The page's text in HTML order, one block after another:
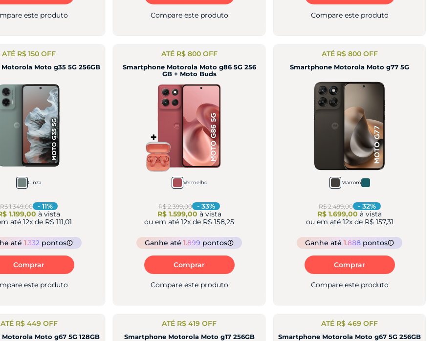
este produto Compare este produto Compare este produto
ATÉ R$ 150 OFF
Moto g35 5G 256GB
Cinza
R$ 1.349,00 -11%
1.199,00 à vista
até 12x de R$ 111,01
até 1.332 pontos
Comprar
este produto
ATÉ R$ 800 OFF
Smartphone Motorola Moto g86 5G 256
GB + Moto Buds
Vermelho
R$ 2.399,00 -33%
R$ 1.599,00 à vista
ou em até12x de R$ 158,25
Ganheaté 1.899 pontos
Comprar
Compare este produto
ATÉ R$ 800 OFF
Smartphone Motorola Moto g77 5G
Marrom
R$ 2.499,00 - 32%
R$ 1.699,00 à vista
ou em até 12x de R$ 157,31
Ganheaté 1.888 pontos
Comprar
Compare este produto
ATÉ R$ 449 OFF
Moto g67 5G 128GB
ATÉ R$ 419 OFF
Smartphone Motorola Moto g17 256GB
ATÉ R$ 469 OFF
Smartphone Motorola Moto g67 5G 256GB